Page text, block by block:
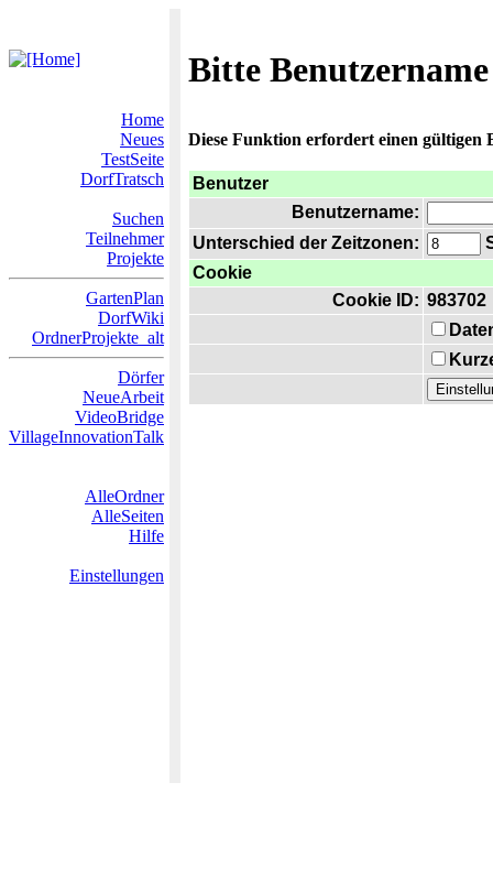
Bitte
Home
Neues
TestSeite
DorfTratsch
Suchen
Teilnehmer
Projekte
GartenPlan
DorfWiki
OrdnerProjekte_alt
Dörfer
NeueArbeit
VideoBridge
VillageInnovationTalk
AlleOrdner
AlleSeiten
Hilfe
Einstellungen
Diese Funktion erfordert einen gültigen
Benutzer
Benutzername:
Unterschied der Zeitzonen:
Cookie
Cookie ID: 983702